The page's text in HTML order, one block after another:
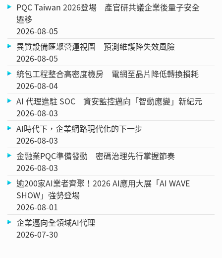
PQC Taiwan 2026登場 產官研共議企業後量子安全
遷移
2026-08-05
異質設備匯聚營運視圖 預測維護降失效風險
2026-08-05
統包工程整合高密度機房 電網至晶片降低轉換損耗
2026-08-04
AI 代理進駐 SOC 資安監控邁向「智動應變」新紀元
2026-08-03
AI時代下，企業網路現代化的下一步
2026-08-03
金融業PQC準備發動 密碼治理先行掌握節奏
2026-08-03
逾200家AI業者齊聚！2026 AI應用大展「AI WAVE
SHOW」強勢登場
2026-08-01
企業邁向全領域AI代理
2026-07-30